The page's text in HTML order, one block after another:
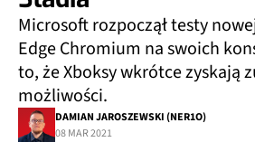
Microsoft rozpoczął testy
Edge Chromium na swoich
to, że Xboksy wkrótce zyskają
możliwości.
DAMIAN JAROSZEWSKI (NER1O)
08 MAR 2021